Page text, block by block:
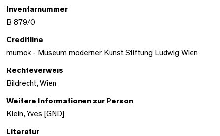
Inventarnummer
B 879/0
Creditline
mumok - Museum moderner Kunst Stiftung Ludwig Wien
Rechteverweis
Bildrecht, Wien
Weitere Informationen zur Person
Klein, Yves [GND]
Literatur